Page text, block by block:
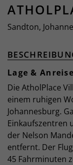
Sandton,
Lage & Anreise
Die AtholPlace
einem ruhigen
Johannesburg.
Einkaufszentren
der Nelson
entfernt. Der
45 Fahrminuten